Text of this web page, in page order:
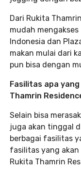
Dari Rukita
mudah
Indonesia dan
makan mulai dari
pun bisa dengan
Fasilitas apa
Thamrin
Selain bisa
juga akan tinggal
berbagai fasilitas
fasilitas yang
Rukita Thamrin